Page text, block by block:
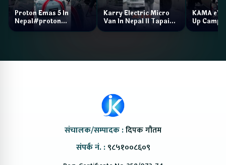
Proton Emas 5 In
Nepal#proton
#protonemas5#protonnepal#evcarnepal
Karry Electric Micro
Van In Nepal II Tapaiko
Bazar II Jankari
KAMA eV
Up Camp
संचालक/सम्पादक :दिपक गौतम
संपर्क नं. : ९८५१००८६०९